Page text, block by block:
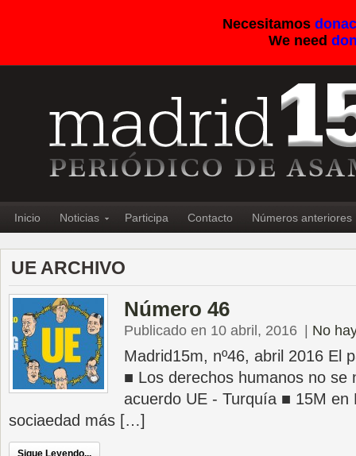
Necesitamos
We need
Inicio Noticias Participa Contacto Números anteriores
UE ARCHIVO
Número 46
Publicado en 10 abril, 2016 No
Madrid15m, nº46, abril 2016 El
■ Los derechos humanos no se
acuerdo UE - Turquía ■ 15M en
sociaedad más […]
Sigue Leyendo...